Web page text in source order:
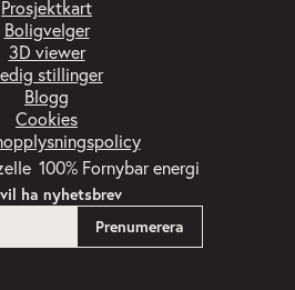
Prosjektkart
Boligvelger
3D viewer
stillinger
Blogg
Cookies
ha nyhetsbrev